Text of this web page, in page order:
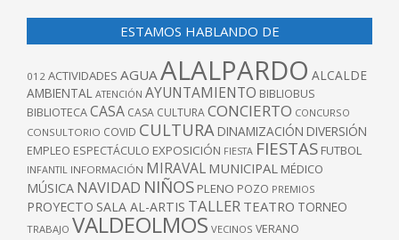
ESTAMOS HABLANDO DE
012 ACTIVIDADES AGUA ALALPARDO ALCALDE
AMBIENTAL ATENCIÓN AYUNTAMIENTO BIBLIOBUS
BIBLIOTECACASA CASA CULTURACONCIERTO CONCURSO
CONSULTORIO COVID CULTURA DINAMIZACIÓN DIVERSIÓN
EMPLEO ESPECTÁCULO EXPOSICIÓN FIESTA FIESTAS FUTBOL
INFANTIL INFORMACIÓN MIRAVAL MUNICIPAL MÉDICO
MÚSICA NAVIDAD NIÑOS PLENO POZO PREMIOS
PROYECTO SALA AL-ARTIS TALLER TEATRO TORNEO
TRABAJO VALDEOLMOS VECINOS VERANO